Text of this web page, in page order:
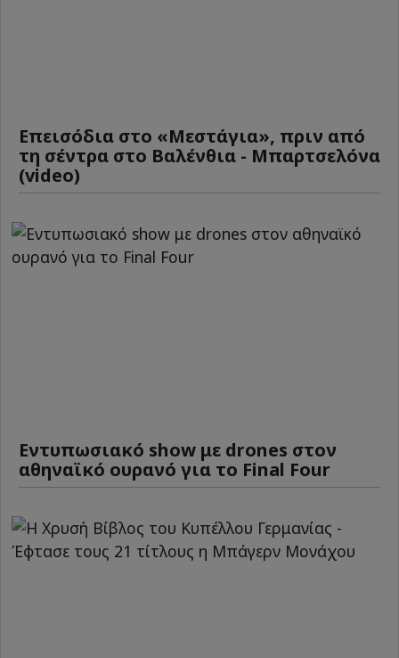
Επεισόδια στο «Μεστάγια», πριν από
τη σέντρα στο Βαλένθια - Μπαρτσελόνα
(video)
Εντυπωσιακό show με drones στον
αθηναϊκό ουρανό για το Final Four